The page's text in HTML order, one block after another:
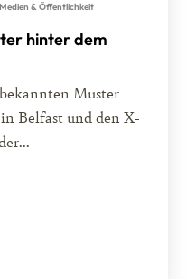
Medien & Öffentlichkeit
hinter dem
Muster
Belfast und den X-